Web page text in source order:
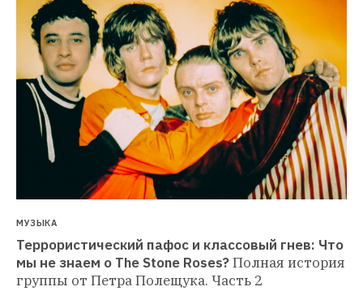
МУЗЫКА
Террористический пафос и классовый гнев: Что
мы не знаем о The Stone Roses?Полная история
группы от Петра Полещука. Часть 2